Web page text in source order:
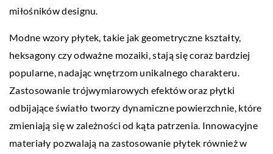
miłośników designu.
Modne wzory płytek, takie jak geometryczne kształty,
heksagony czy odważne mozaiki, stają się coraz bardziej
popularne, nadając wnętrzom unikalnego charakteru.
Zastosowanie trójwymiarowych efektów oraz płytki
odbijające światło tworzy dynamiczne powierzchnie, które
zmieniają się w zależności od kąta patrzenia. Innowacyjne
materiały pozwalają na zastosowanie płytek również w